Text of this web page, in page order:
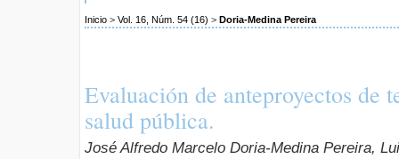
Inicio > Vol. 16, Núm. 54 (16) > Doria-Medina Pereira
Evaluación de anteproyectos de
salud pública.
José Alfredo Marcelo Doria-Medina Pereira,